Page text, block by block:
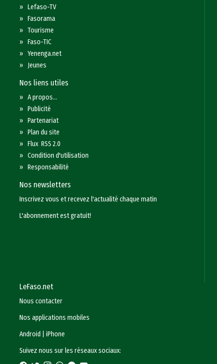
»Lefaso-TV
»Fasorama
»Tourisme
»Faso-TIC
»Yenenga.net
» Jeunes
Nos liens utiles
»A propos...
»Publicité
»Partenariat
»Plan du site
»Flux RSS 2.0
»Condition d'utilisation
»Responsabilité
Nos newsletters
Inscrivez vous et recevez l'actualité chaque matin
L'abonnement est gratuit!
LeFaso.net
Nous contacter
Nos applications mobiles
Android
|iPhone
Suivez nous sur les réseaux sociaux: